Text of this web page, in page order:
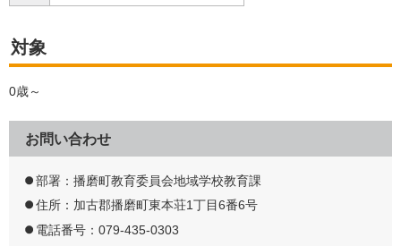
対象
0歳～
お問い合わせ
部署：播磨町教育委員会地域学校教育課
住所：加古郡播磨町東本荘1丁目6番6号
電話番号：079-435-0303